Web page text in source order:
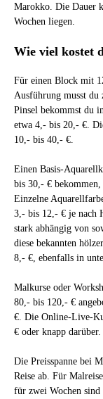
Marokko. Die Dauer
Wochen liegen.
Wie viel kostet
Für einen Block mit
Ausführung musst
Pinsel bekommst du
etwa 4,- bis 20,- €.
10,- bis 40,- €.
Einen Basis-
bis 30,- €
Einzelne
3,- bis 12,- € je nach
stark abhängig von
diese bekannten
8,- €, ebenfalls in
Malkurse oder
80,- bis 120,- €
€. Die Online-Live-
€ oder knapp darüber.
Die Preisspanne bei
Reise ab. Für
für zwei Wochen